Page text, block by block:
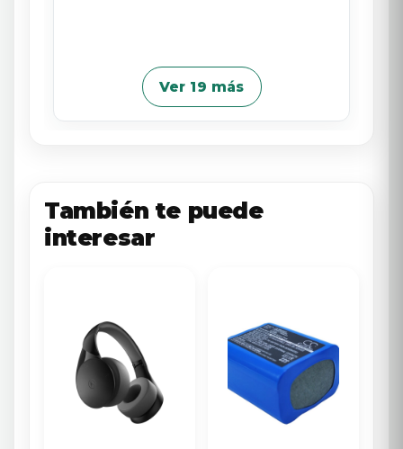
Ver 19 más
También te puede
interesar